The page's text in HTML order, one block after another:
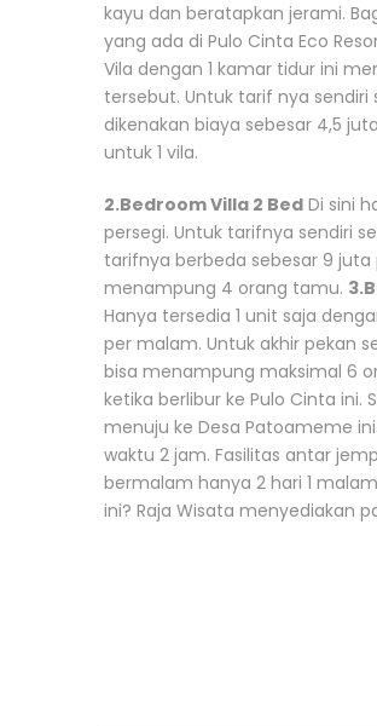
kayu dan beratapkan jerami.
yang ada di Pulo Cinta Eco
Vila dengan 1 kamar tidur ini
tersebut. Untuk tarif nya
dikenakan biaya sebesar 4,5
untuk 1 vila.
2.Bedroom Villa 2 Bed Di sini
persegi. Untuk tarifnya sendiri
tarifnya berbeda sebesar 9 juta
menampung 4 orang tamu.
Hanya tersedia 1 unit saja
per malam. Untuk akhir pekan
bisa menampung maksimal 6
ketika berlibur ke Pulo Cinta
menuju ke Desa Patoameme
waktu 2 jam. Fasilitas antar
bermalam hanya 2 hari 1
ini? Raja Wisata menyediakan